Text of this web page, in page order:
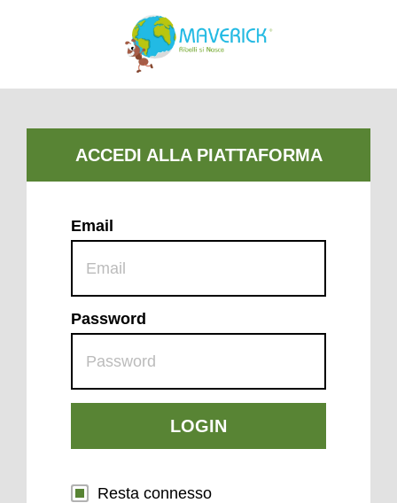
Email
Password
LOGIN
Resta connesso